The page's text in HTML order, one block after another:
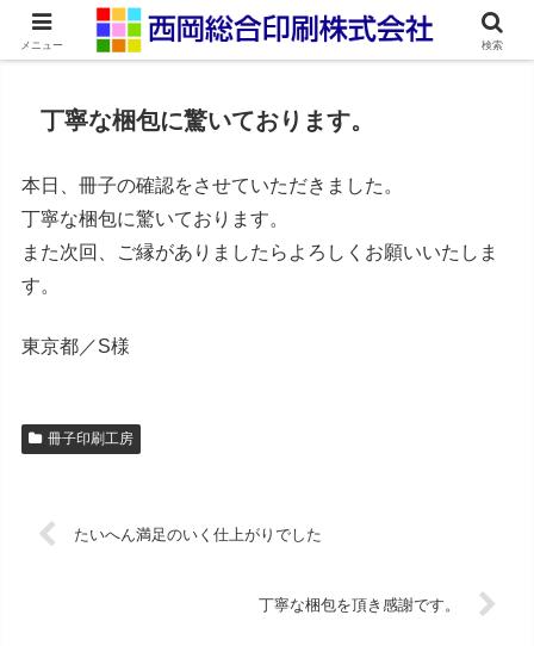
ネット印刷通販・オンデマンド印刷
丁寧な梱包に驚いております。
本日、冊子の確認をさせていただきました。
丁寧な梱包に驚いております。
また次回、ご縁がありましたらよろしくお願いいたしま
す。
東京都／S様
冊子印刷工房
たいへん満足のいく仕上がりでした
丁寧な梱包を頂き感謝です。
メニュー 検索